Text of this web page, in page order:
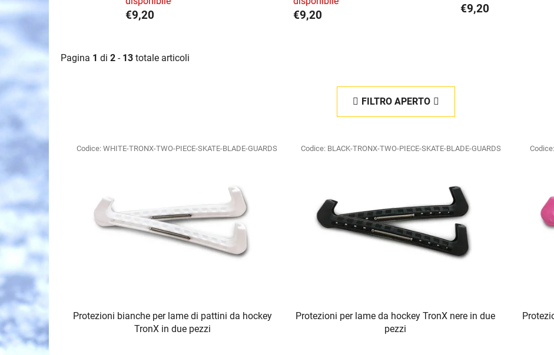
€9,20 €9,20 €9,20
Pagina 1 di 2 - 13 totale articoli
FILTRO APERTO
Protezioni bianche per lame di pattini da hockey
TronX in due pezzi
Codice:WHITE-TRONX-TWO-PIECE-SKATE-BLADE-GUARDS
Protezioni per lame da hockey TronX nere in due
pezzi
Codice: BLACK-TRONX-TWO-PIECE-SKATE-BLADE-GUARDS Codice: